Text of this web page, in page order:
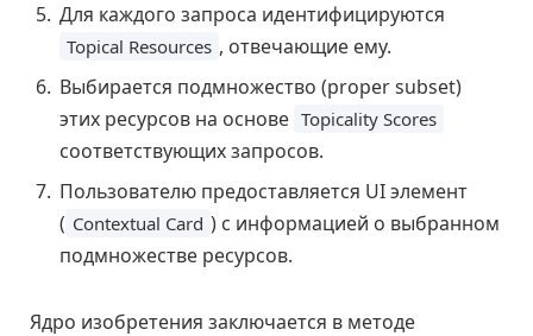
Для каждого запроса идентифицируются
Topical Resources , отвечающие ему.
Выбирается подмножество (proper subset)
этих ресурсов на основе Topicality Scores
соответствующих запросов.
Пользователю предоставляется UI элемент
( Contextual Card ) с информацией о выбранном
подмножестве ресурсов.
Ядро изобретения заключается в методе